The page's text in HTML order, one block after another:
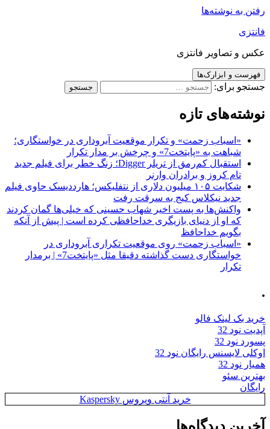
رفتن به نوشته‌ها
فانتزی
عکس و تصاویر فانتزی
فهرست و ابزارک‌ها
جستجو برای:
نوشته‌های تازه
«اسباب زحمت» و تکرار موقعیت آبروداری در خواستگاری؛
شباهت به «پایتخت7» و چرخش بر مدار تکرار
استقبال کم‌رمق از تریلر Digger؛ زنگ خطر برای فیلم جدید
تام کروز و برادران وارنر
شکایت ۱۰۵ میلیون دلاری از نتفلیکس؛ هارددیسک حاوی فیلم
جدید نیکلاس کیج به سرقت رفت
واکنش‌ها به پست اخیر شهاب حسینی که خیلی‌ها گمان کردند
که او از دنیای بازیگری خداحافظی کرده است | پیش از آنکه
بگویم خداحافظ
«اسباب زحمت» روی موقعیت تکراری آبروداری در
خواستگاری دست گذاشته دقیقا مثل «پایتخت7» | برمدار
تکرار
.
خرید بک لینک فالو
آپدیت نود 32
پسورد نود 32
اوکلی لایسنس رایگان نود 32
همیار نود 32
بهترین سئو
رایگان
خرید آنتی ویروس Kaspersky
آخرین دیدگاه‌ها